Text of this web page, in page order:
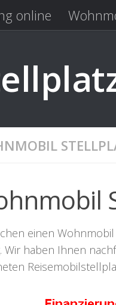
online
einen
Wir haben Ihnen